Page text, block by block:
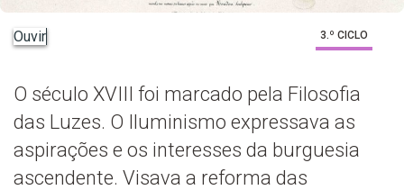
Ouvir 3.º CICLO
O século XVIII foi marcado pela Filosofia
das Luzes. O Iluminismo expressava as
aspirações e os interesses da burguesia
ascendente. Visava a reforma das